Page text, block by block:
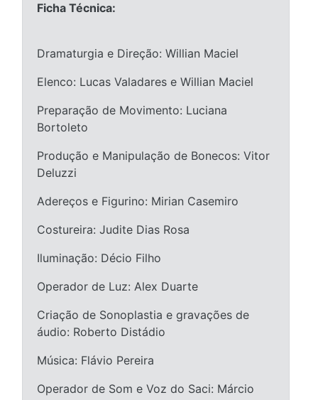
Ficha Técnica:
Dramaturgia e Direção: Willian Maciel
Elenco: Lucas Valadares e Willian Maciel
Preparação de Movimento: Luciana
Bortoleto
Produção e Manipulação de Bonecos: Vitor
Deluzzi
Adereços e Figurino: Mirian Casemiro
Costureira: Judite Dias Rosa
Iluminação: Décio Filho
Operador de Luz: Alex Duarte
Criação de Sonoplastia e gravações de
áudio: Roberto Distádio
Música: Flávio Pereira
Operador de Som e Voz do Saci: Márcio